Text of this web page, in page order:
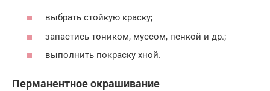
выбрать стойкую краску;
запастись тоником, муссом, пенкой и др.;
выполнить покраску хной.
Перманентное окрашивание